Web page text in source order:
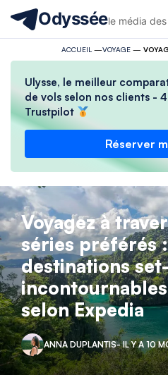
Odysséele média
ACCUEIL —VOYAGE—
Ulysse, le meilleur
de vols selon nos clients -
Trustpilot
Réserver
Voyagez à
séries préférés
destinations
selon Expedia
ANNA DUPLANTIS- IL Y A 10